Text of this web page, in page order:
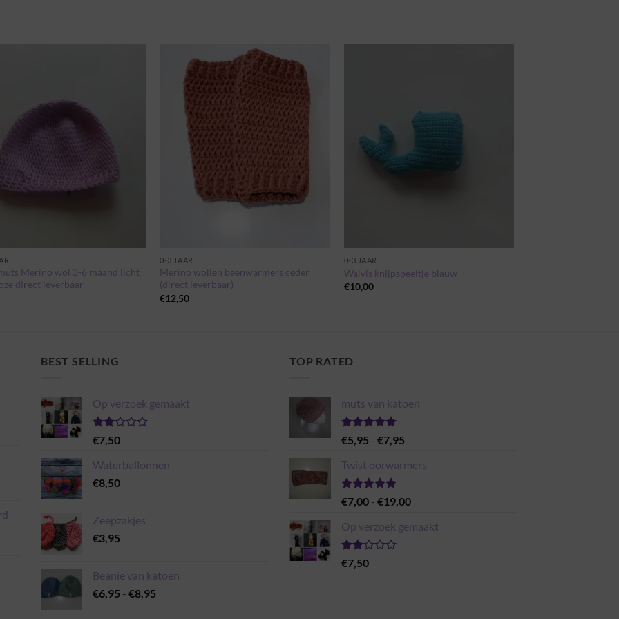
Merino wol 3-6 maand licht
direct leverbaar
Toevoegen
wenslijst
0-3 JAAR
Merino wollen beenwarmers ceder
(direct leverbaar)
€12,50
0-3 JAAR
Walvis knijpspeeltje blauw
€10,00
BEST SELLING
Op verzoek gemaakt
Gewaardeerd
2.00
uit 5
€7,50
Waterballonnen
€8,50
Zeepzakjes
€3,95
Beanie van katoen
€6,95 - €8,95
TOP RATED
muts van katoen
Gewaardeerd
5.00
€5,95 - €7,95
tot
Twist oorwarmers
Gewaardeerd
5.00
€7,00 - €19,00Prijsklasse:
tot
Op verzoek gemaakt
Gewaardeerd
2.00
€7,50